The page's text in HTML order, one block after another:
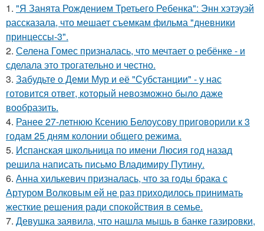
1. "Я Занята Рождением Третьего Ребенка": Энн хэтэуэй
рассказала, что мешает съемкам фильма "дневники
принцессы-3".
2. Селена Гомес призналась, что мечтает о ребёнке - и
сделала это трогательно и честно.
3. Забудьте о Деми Мур и её "Субстанции" - у нас
готовится ответ, который невозможно было даже
вообразить.
4. Ранее 27-летнюю Ксению Белоусову приговорили к 3
годам 25 дням колонии общего режима.
5. Испанская школьница по имени Люсия год назад
решила написать письмо Владимиру Путину.
6. Анна хилькевич призналась, что за годы брака с
Артуром Волковым ей не раз приходилось принимать
жесткие решения ради спокойствия в семье.
7. Девушка заявила, что нашла мышь в банке газировки,